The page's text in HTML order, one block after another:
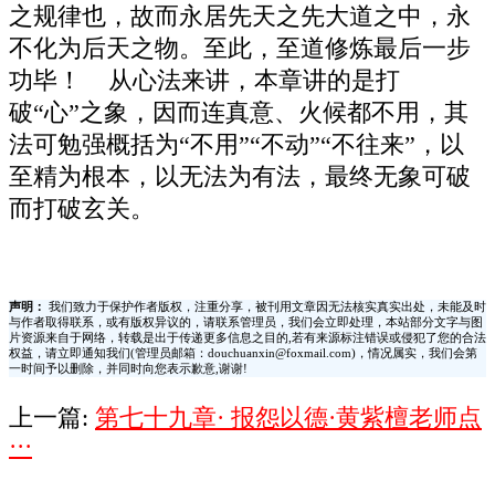
之规律也，故而永居先天之先大道之中，永
不化为后天之物。至此，至道修炼最后一步
功毕！ 从心法来讲，本章讲的是打
破“心”之象，因而连真意、火候都不用，其
法可勉强概括为“不用”“不动”“不往来”，以
至精为根本，以无法为有法，最终无象可破
而打破玄关。
声明：
我们致力于保护作者版权，注重分享，被刊用文章因无法核实真实出处，未能及时
与作者取得联系，或有版权异议的，请联系管理员，我们会立即处理，本站部分文字与图
片资源来自于网络，转载是出于传递更多信息之目的,若有来源标注错误或侵犯了您的合法
权益，请立即通知我们(管理员邮箱：douchuanxin@foxmail.com)，情况属实，我们会第
一时间予以删除，并同时向您表示歉意,谢谢!
上一篇: 第七十九章· 报怨以德·黄紫檀老师点
···